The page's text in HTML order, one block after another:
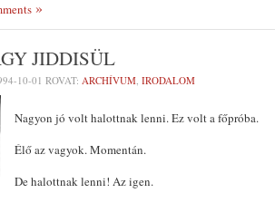
JIDDISÜL
10-01 ROVAT: ARCHÍVUM, IRODALOM
Nagyon jó volt halottnak lenni. Ez volt a főpróba.
Élő az vagyok. Momentán.
De halottnak lenni! Az igen.